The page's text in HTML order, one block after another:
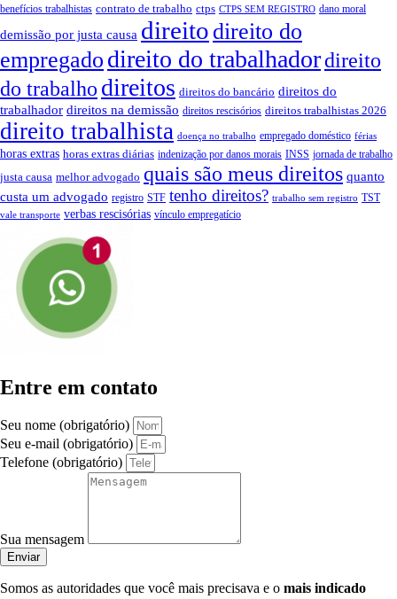
benefícios trabalhistas contrato de trabalho ctps CTPS SEM REGISTRO dano moral
demissão por justa causa direito direito do
empregado direito do trabalhadordireito
do trabalho direitos direitos do bancário direitos do
trabalhador direitos na demissão direitos rescisórios direitos trabalhistas 2026
direito trabalhista doença no trabalho empregado doméstico férias
horas extras horas extras diárias indenização por danos morais INSS jornada de trabalho
justa causa melhor advogado quais são meus direitos quanto
custa um advogado registro STF tenho direitos? trabalho sem registro TST
vale transporte verbas rescisórias vínculo empregatício
Entre em contato
Seu nome (obrigatório)
Seu e-mail (obrigatório)
Telefone (obrigatório)
Sua mensagem
Enviar
Somos as autoridades que você mais precisava e o mais indicado